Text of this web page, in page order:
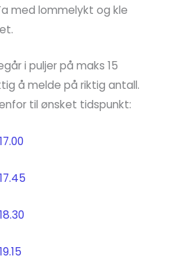
med lommelykt og kle
i puljer på maks 15
å melde på riktig antall.
til ønsket tidspunkt: